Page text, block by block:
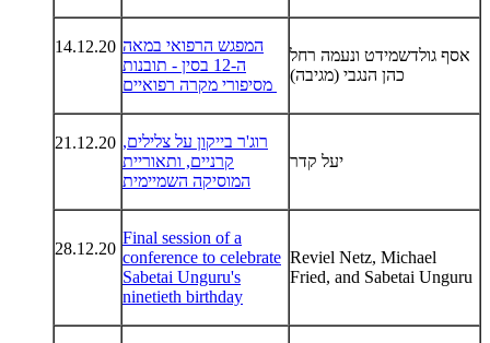
אסף גולדשמידט ונעמה רחל
כהן הנגבי (מגיבה)
המפגש הרפואי במאה
ה-12 בסין - תובנות
מסיפורי מקרה רפואיים
14.12.20
יעל קדר
רוג'ר בייקון על צלילים,
קרניים, ותאוריית
המוסיקה השמיימית
21.12.20
Reviel Netz, Michael
Fried, and Sabetai Unguru
Final session of a
conference to celebrate
Sabetai Unguru's
ninetieth birthday
28.12.20